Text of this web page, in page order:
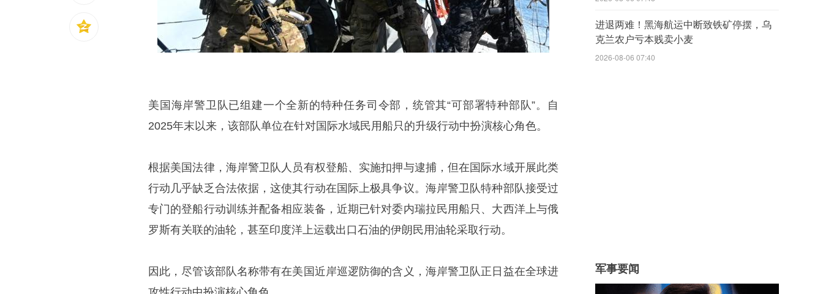
美国海岸警卫队已组建一个全新的特种任务司令部，统管其“可部署特种部队”。自
2025年末以来，该部队单位在针对国际水域民用船只的升级行动中扮演核心角色。
根据美国法律，海岸警卫队人员有权登船、实施扣押与逮捕，但在国际水域开展此类
行动几乎缺乏合法依据，这使其行动在国际上极具争议。海岸警卫队特种部队接受过
专门的登船行动训练并配备相应装备，近期已针对委内瑞拉民用船只、大西洋上与俄
罗斯有关联的油轮，甚至印度洋上运载出口石油的伊朗民用油轮采取行动。
因此，尽管该部队名称带有在美国近岸巡逻防御的含义，海岸警卫队正日益在全球进
进退两难！黑海航运中断致铁矿停摆，乌
克兰农户亏本贱卖小麦
2026-08-06 07:40
军事要闻